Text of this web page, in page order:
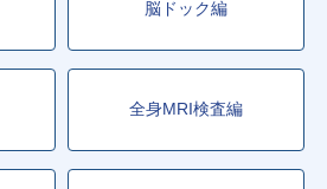
脳ドック編
全身MRI検査編